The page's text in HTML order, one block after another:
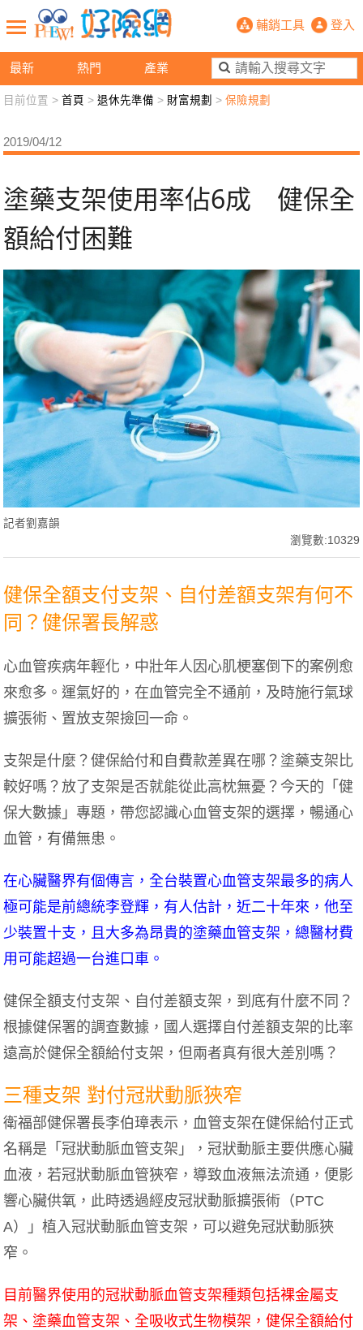
最新 熱門 產業
塗藥支架使用率佔6成 健保全額
輔銷工具 登入
新聞觀點 業務交流 好險懂生活
退休先準備 好險學堂 輔銷工具 活動專區
目前位置 >首頁 >退休先準備 > 財富規劃 >保險規劃
2019/04/12
塗藥支架使用率佔6成 健保全
額給付困難
記者劉嘉韻
瀏覽數:10329
健保全額支付支架、自付差額支架有何不
同？健保署長解惑
心血管疾病年輕化，中壯年人因心肌梗塞倒下的案例愈
來愈多。運氣好的，在血管完全不通前，及時施行氣球
擴張術、置放支架撿回一命。
支架是什麼？健保給付和自費款差異在哪？塗藥支架比
較好嗎？放了支架是否就能從此高枕無憂？今天的「健
保大數據」專題，帶您認識心血管支架的選擇，暢通心
血管，有備無患。
在心臟醫界有個傳言，全台裝置心血管支架最多的病人
極可能是前總統李登輝，有人估計，近二十年來，他至
少裝置十支，且大多為昂貴的塗藥血管支架，總醫材費
用可能超過一台進口車。
健保全額支付支架、自付差額支架，到底有什麼不同？
根據健保署的調查數據，國人選擇自付差額支架的比率
遠高於健保全額給付支架，但兩者真有很大差別嗎？
三種支架 對付冠狀動脈狹窄
衛福部健保署長李伯璋表示，血管支架在健保給付正式
名稱是「冠狀動脈血管支架」，冠狀動脈主要供應心臟
血液，若冠狀動脈血管狹窄，導致血液無法流通，便影
響心臟供氧，此時透過經皮冠狀動脈擴張術（PTC
A）」植入冠狀動脈血管支架，可以避免冠狀動脈狹
窄。
目前醫界使用的冠狀動脈血管支架種類包括裸金屬支
架、塗藥血管支架、全吸收式生物模架，健保全額給付